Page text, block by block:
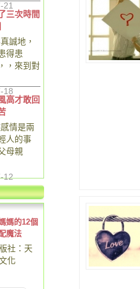
21
三次時間
誠地，
得患
，來到對
18
高才敢回
情是兩
人的事
母親
12
媽的12個
魔法
社：天
化